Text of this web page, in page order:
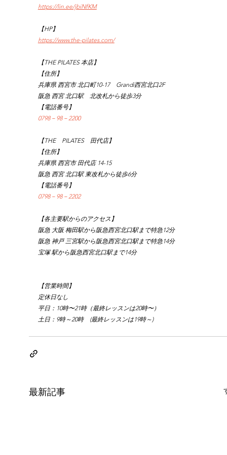
https://lin.ee/jbiNfKM
【HP】
https://www.the-pilates.com/
【THE PILATES 本店】
【住所】
兵庫県 西宮市 北口町10-17　Grandi西宮北口2F
阪急 西宮 北口駅　北改札から徒歩3分
【電話番号】
0798－98－2200
【THE　PILATES　田代店】
【住所】
兵庫県 西宮市 田代店 14-15
阪急 西宮 北口駅 東改札から徒歩6分
【電話番号】
0798－98－2202
【各主要駅からのアクセス】
阪急 大阪 梅田駅から阪急西宮北口駅まで特急12分
阪急 神戸 三宮駅から阪急西宮北口駅まで特急14分
宝塚 駅から阪急西宮北口駅まで14分
【営業時間】
定休日なし
平日：10時〜21時（最終レッスンは20時〜）
土日：9時～20時　(最終レッスンは19時～)
最新記事